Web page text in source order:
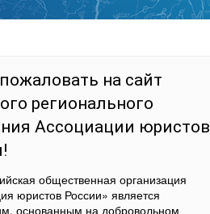
на сайт
регионального
Ассоциации юристов
общественная организация
юристов России» является
основанным на добровольном